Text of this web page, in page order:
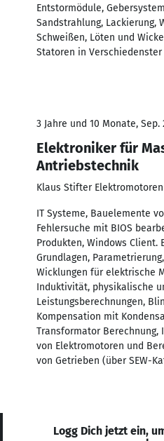
Entstormödule,
Sandstrahlung, Lackierung,
Schweißen, Löten und
Statoren in
3 Jahre und 10 Monate, Sep.
Elektroniker für
Antriebstechnik
Klaus Stifter Elektromotoren
IT Systeme, Bauelemente
Fehlersuche mit BIOS
Produkten, Windows Client.
Grundlagen,
Wicklungen für elektrische
Induktivität, physikalische
Leistungsberechnungen,
Kompensation mit
Transformator Berechnung,
von Elektromotoren und
von Getrieben (über SEW-
Logg Dich jetzt ein,